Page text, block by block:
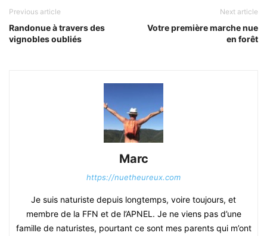
Previous article
Randonue à travers des
vignobles oubliés
Next article
Votre première marche nue
en forêt
Marc
https://nuetheureux.com
Je suis naturiste depuis longtemps, voire toujours, et
membre de la FFN et de l’APNEL. Je ne viens pas d’une
famille de naturistes, pourtant ce sont mes parents qui m’ont